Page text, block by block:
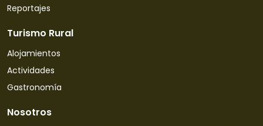
Reportajes
Turismo Rural
Alojamientos
Actividades
Gastronomía
Nosotros